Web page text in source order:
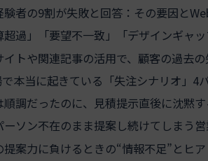
験者の9割が失敗と回答：その要因と
超過」「要望不一致」「デザインギャ
イトや関連記事の活用で、顧客の過去
本当に起きている「失注シナリオ」4
順調だったのに、見積提示直後に沈黙
ーソン不在のまま提案し続けてしまう
提案力に負けるときの“情報不足”とヒ